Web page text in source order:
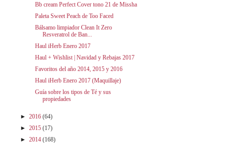
Bb cream Perfect Cover tono 21 de Missha
Paleta Sweet Peach de Too Faced
Bálsamo limpiador Clean It Zero
Resveratrol de Ban...
Haul iHerb Enero 2017
Haul + Wishlist | Navidad y Rebajas 2017
Favoritos del año 2014, 2015 y 2016
Haul iHerb Enero 2017 (Maquillaje)
Guía sobre los tipos de Té y sus
propiedades
► 2016 (64)
► 2015 (17)
► 2014 (168)